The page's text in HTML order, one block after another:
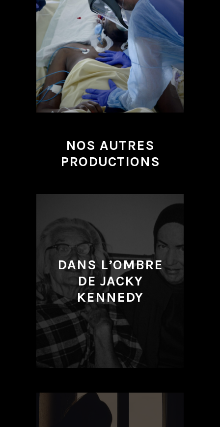
NOS AUTRES
PRODUCTIONS
DANS L’OMBRE
DE JACKY
KENNEDY